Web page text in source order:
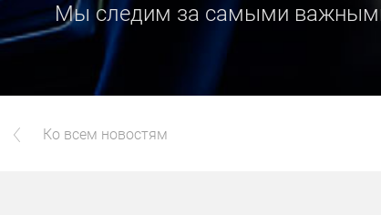
Мы следим за самыми важными
Ко всем новостям